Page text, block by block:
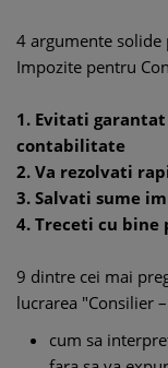
4 argumente solide
Impozite pentru
1. Evitati
contabilitate
2. Va rezolvati
3. Salvati sume
4. Treceti cu
9 dintre cei mai
lucrarea "Consilier
cum sa